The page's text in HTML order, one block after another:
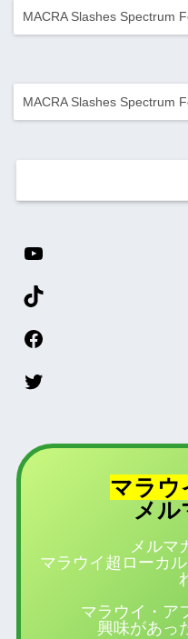
MACRA Slashes Spectrum
MACRA Slashes Spectrum
マラウ
メル
メルマ
マラウイ超ローカ
マラウイ・ア
興味があっ